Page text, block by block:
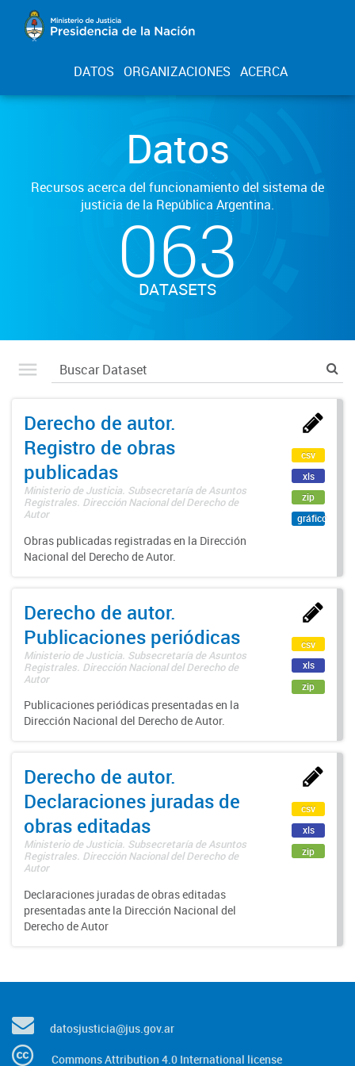
DATOS ORGANIZACIONES ACERCA
Datos
Recursos acerca del funcionamiento del sistema de
justicia de la República Argentina.
063
DATASETS
Derecho de autor.
Registro de obras
publicadas
Ministerio de Justicia. Subsecretaría de Asuntos
Registrales. Dirección Nacional del Derecho de
Autor
Obras publicadas registradas en la Dirección
Nacional del Derecho de Autor.
csv
xls
zip
gráfico
Derecho de autor.
Publicaciones periódicas
Ministerio de Justicia. Subsecretaría de Asuntos
Registrales. Dirección Nacional del Derecho de
Autor
Publicaciones periódicas presentadas en la
Dirección Nacional del Derecho de Autor.
csv
xls
zip
Derecho de autor.
Declaraciones juradas de
obras editadas
Ministerio de Justicia. Subsecretaría de Asuntos
Registrales. Dirección Nacional del Derecho de
Autor
Declaraciones juradas de obras editadas
presentadas ante la Dirección Nacional del
Derecho de Autor
csv
xls
zip
datosjusticia@jus.gov.ar
Commons Attribution 4.0 International license